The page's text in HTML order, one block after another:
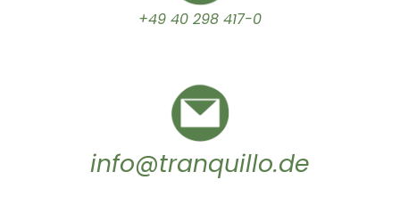
+49 40 298 417-0
info@tranquillo.de